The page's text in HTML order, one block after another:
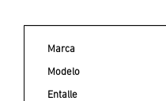
Marca
Modelo
Entalle